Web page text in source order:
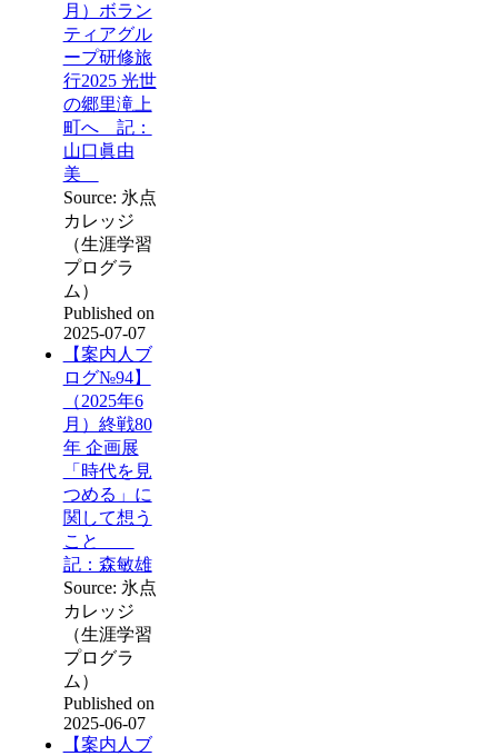
月）ボラン
ティアグル
ープ研修旅
行2025 光世
の郷里滝上
町へ 記：
山口眞由
美
Source: 氷点
カレッジ
（生涯学習
プログラ
ム）
Published on
2025-07-07
【案内人ブ
ログ№94】
（2025年6
月）終戦80
年 企画展
「時代を見
つめる」に
関して想う
こと
記：森敏雄
Source: 氷点
カレッジ
（生涯学習
プログラ
ム）
Published on
2025-06-07
【案内人ブ